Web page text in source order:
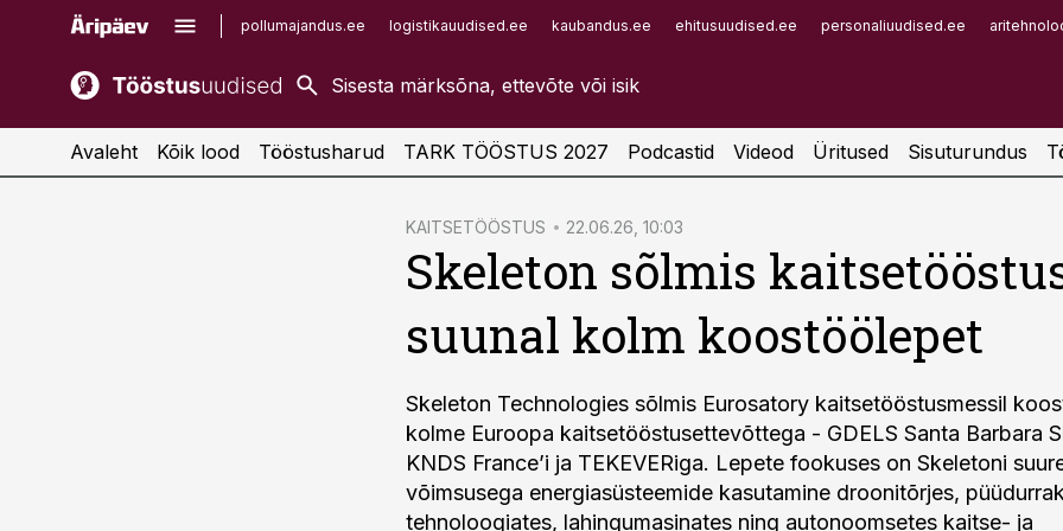
pollumajandus.ee logistikauudised.ee kaubandus.ee ehitusuudised.ee personaliuudised.ee
kaubandus.ee
kinnisvarauudised.ee
imelineajalugu.ee
Infopank
Avaleht Kõik lood Tööstusharud TARK TÖÖSTUS 2027 Podcastid Videod Üritused Sisuturundus
KAITSETÖÖSTUS 22.06.26, 10:03
Skeleton sõlmis
suunal kolm koostöölepet
Skeleton Technologies sõlmis Eurosatory kaitsetööstusmessil
kolme Euroopa kaitsetööstusettevõttega - GDELS Santa Barbara
KNDS France’i ja TEKEVERiga. Lepete fookuses on Skeletoni
võimsusega energiasüsteemide kasutamine droonitõrjes,
tehnoloogiates, lahingumasinates ning autonoomsetes kaitse- ja